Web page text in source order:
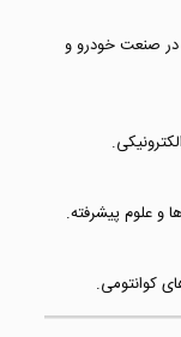
در صنعت خودرو و
و علوم پیشرفته.
کوانتومی.